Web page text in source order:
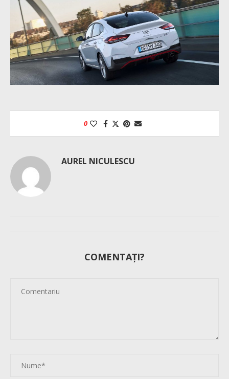
0
AUREL NICULESCU
COMENTAȚI?